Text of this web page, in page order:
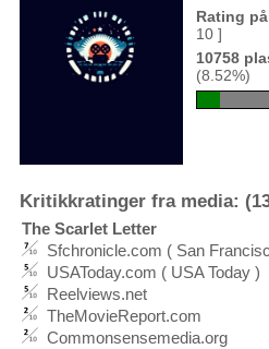
Rating
10 ]
10758
(8.52%)
Kritikkratinger fra media:
The Scarlet Letter
Sfchronicle.com ( San
USAToday.com ( USA Today )
Reelviews.net
TheMovieReport.com
Commonsensemedia.org